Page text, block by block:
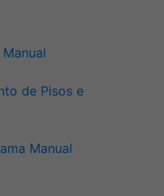
de Pisos e
Manual